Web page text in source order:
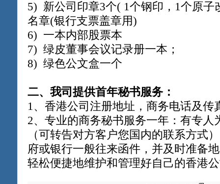
5) 新公司印章3个( 1个钢印，1个原子
名章(银行支票盖章用)
6) 一本内部股票本
7) 绿皮董事会议记录册一本；
8) 绿色公文盒一个
二、我司提供首年秘书服务：
1、香港公司注册地址，商务电话及传
2、专业的商务秘书服务一年：有专人
（可转告对方客户您国内的联系方式
府或银行一般往来函件，并及时准备
轻松便捷地维护和管理好自己的香港